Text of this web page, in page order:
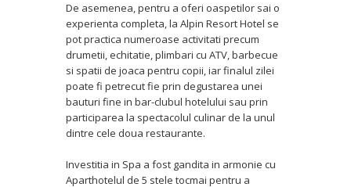
De asemenea, pentru a oferi oaspetilor sai o
experienta completa, la Alpin Resort Hotel se
pot practica numeroase activitati precum
drumetii, echitatie, plimbari cu ATV, barbecue
si spatii de joaca pentru copii, iar finalul zilei
poate fi petrecut fie prin degustarea unei
bauturi fine in bar-clubul hotelului sau prin
participarea la spectacolul culinar de la unul
dintre cele doua restaurante.
Investitia in Spa a fost gandita in armonie cu
Aparthotelul de 5 stele tocmai pentru a